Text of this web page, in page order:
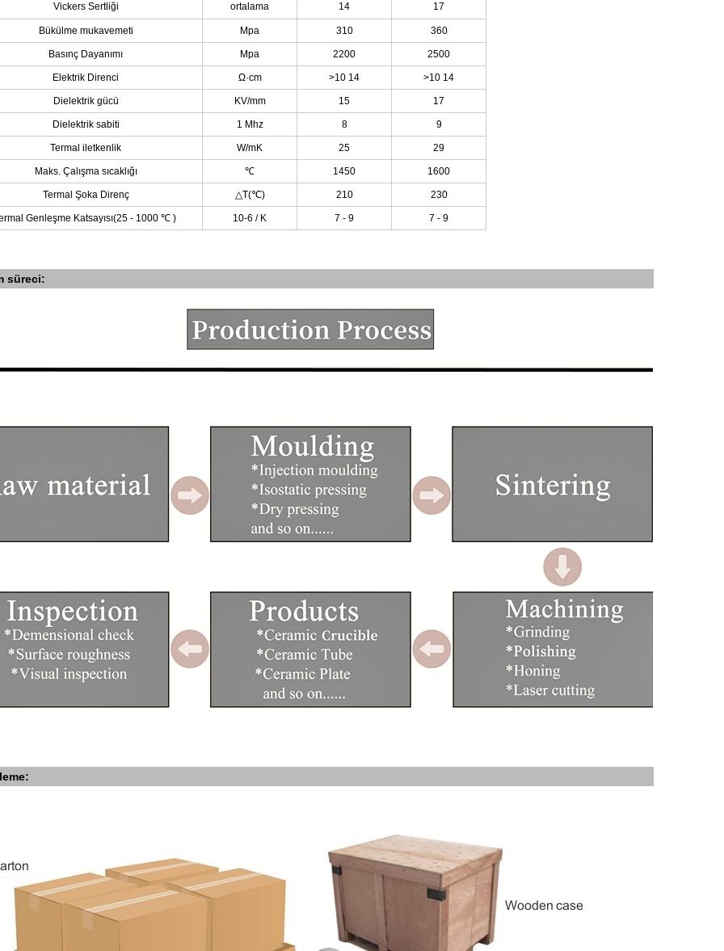
Vickers Sertliği ortalama 14 17
Bükülme mukavemeti Mpa 310 360
Basınç Dayanımı Mpa 2200 2500
Elektrik Direnci Ω·cm >10 14 >10 14
Dielektrik gücü KV/mm 15 17
Dielektrik sabiti 1 Mhz 8 9
Termal iletkenlik W/mK 25 29
Maks. Çalışma sıcaklığı ℃ 1450 1600
Termal Şoka Direnç △T(℃) 210 230
Genleşme Katsayısı(25 - 1000 ℃ ) 10-6 / K 7 - 9 7 - 9
süreci: